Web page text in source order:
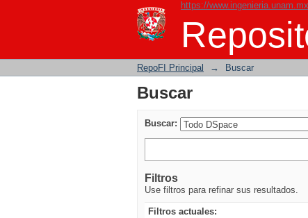
https://www.ingenieria.unam.mx
Buscar
RepoFI Principal → Buscar
Buscar
Buscar:
Filtros
Use filtros para refinar sus resultados.
Filtros actuales: